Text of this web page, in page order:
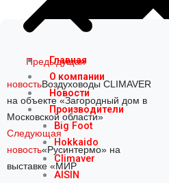
Главная
О компании
Новости
Производители
Big Foot
Hokkaido
Climaver
AISIN
Prev
Предыдущая
новостьВоздуховоды CLIMAVER
на объекте «Загородный дом в
Московской области»
Следующая
новость«Русинтермо» на
выставке «МИР